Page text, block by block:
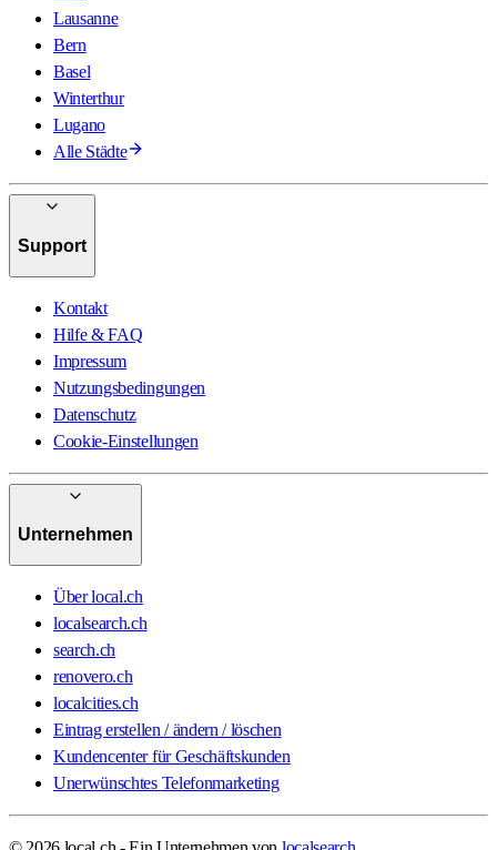
Lausanne
Bern
Basel
Winterthur
Lugano
Alle Städte
Support
Kontakt
Hilfe & FAQ
Impressum
Nutzungsbedingungen
Datenschutz
Cookie-Einstellungen
Unternehmen
Über local.ch
localsearch.ch
search.ch
renovero.ch
localcities.ch
Eintrag erstellen / ändern / löschen
Kundencenter für Geschäftskunden
Unerwünschtes Telefonmarketing